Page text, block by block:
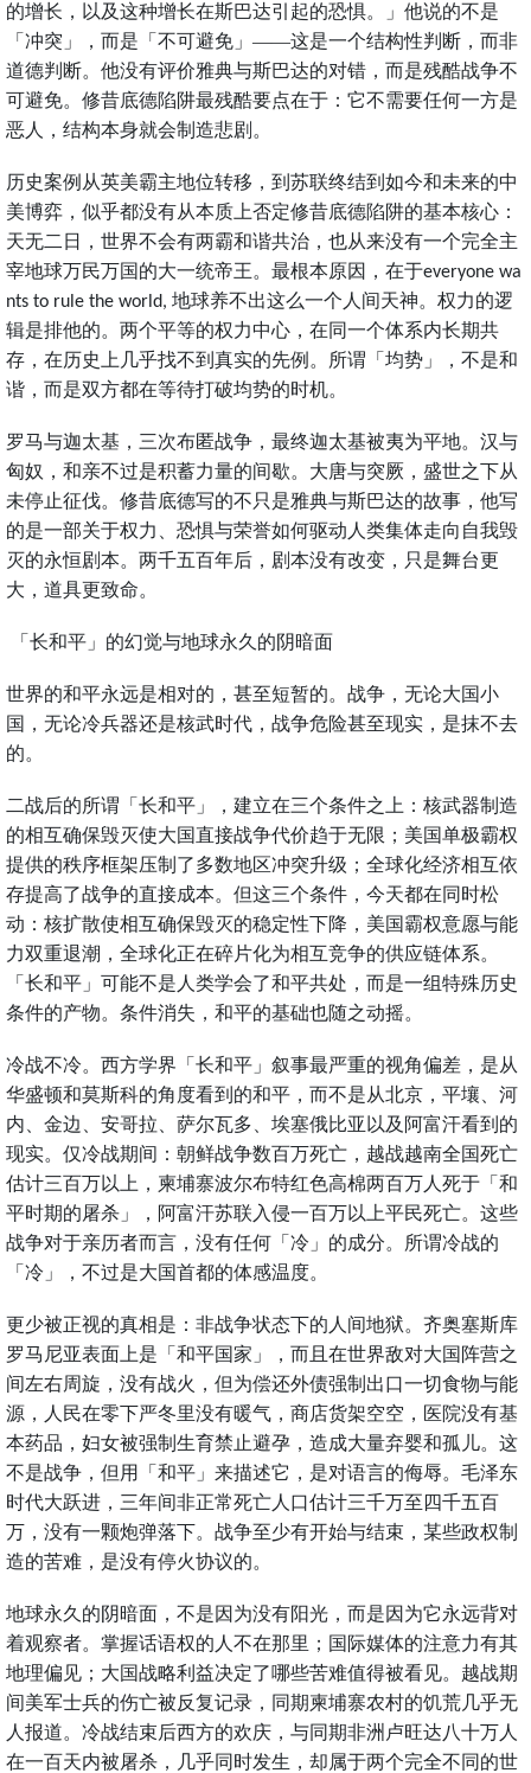
的增长，以及这种增长在斯巴达引起的恐惧。」他说的不是
「冲突」，而是「不可避免」——这是一个结构性判断，而非
道德判断。他没有评价雅典与斯巴达的对错，而是残酷战争不
可避免。修昔底德陷阱最残酷要点在于：它不需要任何一方是
恶人，结构本身就会制造悲剧。
历史案例从英美霸主地位转移，到苏联终结到如今和未来的中
美博弈，似乎都没有从本质上否定修昔底德陷阱的基本核心：
天无二日，世界不会有两霸和谐共治，也从来没有一个完全主
宰地球万民万国的大一统帝王。最根本原因，在于everyone wa
nts to rule the world, 地球养不出这么一个人间天神。权力的逻
辑是排他的。两个平等的权力中心，在同一个体系内长期共
存，在历史上几乎找不到真实的先例。所谓「均势」，不是和
谐，而是双方都在等待打破均势的时机。
罗马与迦太基，三次布匿战争，最终迦太基被夷为平地。汉与
匈奴，和亲不过是积蓄力量的间歇。大唐与突厥，盛世之下从
未停止征伐。修昔底德写的不只是雅典与斯巴达的故事，他写
的是一部关于权力、恐惧与荣誉如何驱动人类集体走向自我毁
灭的永恒剧本。两千五百年后，剧本没有改变，只是舞台更
大，道具更致命。
「长和平」的幻觉与地球永久的阴暗面
世界的和平永远是相对的，甚至短暂的。战争，无论大国小
国，无论冷兵器还是核武时代，战争危险甚至现实，是抹不去
的。
二战后的所谓「长和平」，建立在三个条件之上：核武器制造
的相互确保毁灭使大国直接战争代价趋于无限；美国单极霸权
提供的秩序框架压制了多数地区冲突升级；全球化经济相互依
存提高了战争的直接成本。但这三个条件，今天都在同时松
动：核扩散使相互确保毁灭的稳定性下降，美国霸权意愿与能
力双重退潮，全球化正在碎片化为相互竞争的供应链体系。
「长和平」可能不是人类学会了和平共处，而是一组特殊历史
条件的产物。条件消失，和平的基础也随之动摇。
冷战不冷。西方学界「长和平」叙事最严重的视角偏差，是从
华盛顿和莫斯科的角度看到的和平，而不是从北京，平壤、河
内、金边、安哥拉、萨尔瓦多、埃塞俄比亚以及阿富汗看到的
现实。仅冷战期间：朝鲜战争数百万死亡，越战越南全国死亡
估计三百万以上，柬埔寨波尔布特红色高棉两百万人死于「和
平时期的屠杀」，阿富汗苏联入侵一百万以上平民死亡。这些
战争对于亲历者而言，没有任何「冷」的成分。所谓冷战的
「冷」，不过是大国首都的体感温度。
更少被正视的真相是：非战争状态下的人间地狱。齐奥塞斯库
罗马尼亚表面上是「和平国家」，而且在世界敌对大国阵营之
间左右周旋，没有战火，但为偿还外债强制出口一切食物与能
源，人民在零下严冬里没有暖气，商店货架空空，医院没有基
本药品，妇女被强制生育禁止避孕，造成大量弃婴和孤儿。这
不是战争，但用「和平」来描述它，是对语言的侮辱。毛泽东
时代大跃进，三年间非正常死亡人口估计三千万至四千五百
万，没有一颗炮弹落下。战争至少有开始与结束，某些政权制
造的苦难，是没有停火协议的。
地球永久的阴暗面，不是因为没有阳光，而是因为它永远背对
着观察者。掌握话语权的人不在那里；国际媒体的注意力有其
地理偏见；大国战略利益决定了哪些苦难值得被看见。越战期
间美军士兵的伤亡被反复记录，同期柬埔寨农村的饥荒几乎无
人报道。冷战结束后西方的欢庆，与同期非洲卢旺达八十万人
在一百天内被屠杀，几乎同时发生，却属于两个完全不同的世